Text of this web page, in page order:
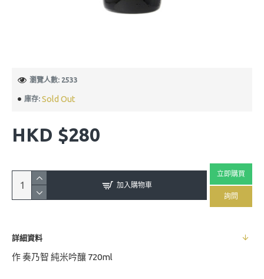
庫存: Sold Out
瀏覽人數: 2533
HKD $280
加入購物車
立即購買
詢問
詳細資料
作 奏乃智 純米吟釀 720ml